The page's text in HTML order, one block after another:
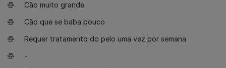
Cão muito grande
Cão que se baba pouco
Requer tratamento do pelo uma vez por semana
-